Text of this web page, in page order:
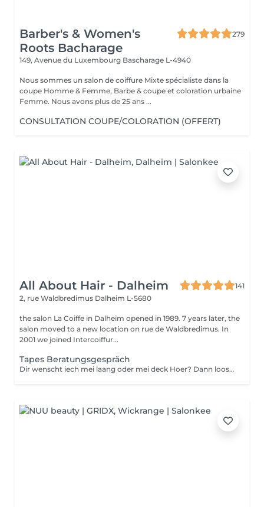
Barber's & Women's
Roots Bacharage
279
149, Avenue du Luxembourg Bascharage L-4940
Nous sommes un salon de coiffure Mixte spécialiste dans la
coupe Homme & Femme, Barbe & coupe et coloration urbaine
Femme. Nous avons plus de 25 ans ...
CONSULTATION COUPE/COLORATION (OFFERT)
All About Hair - Dalheim
141
2, rue Waldbredimus Dalheim L-5680
the salon La Coiffe in Dalheim opened in 1989. 7 years later, the
salon moved to a new location on rue de Waldbredimus. In
2001 we joined Intercoiffur...
Tapes Beratungsgespräch
Dir wenscht iech mei laang oder mei deck Hoer? Dann loost iech proffesionnel beroden.